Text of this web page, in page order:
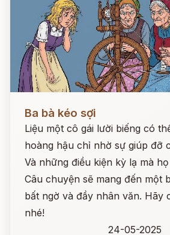
Ba bà kéo sợi
Liệu một cô gái lười biếng có
hoàng hậu chỉ nhờ sự giúp đỡ
Và những điều kiện kỳ lạ mà
Câu chuyện sẽ mang đến một
bất ngờ và đầy nhân văn. Hãy
nhé!
24-05-2025